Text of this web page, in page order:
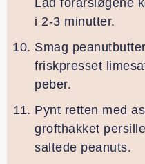
i 2-3 minutter.
Smag
friskpresset
peber.
Pynt retten med
grofthakket
saltede peanuts.